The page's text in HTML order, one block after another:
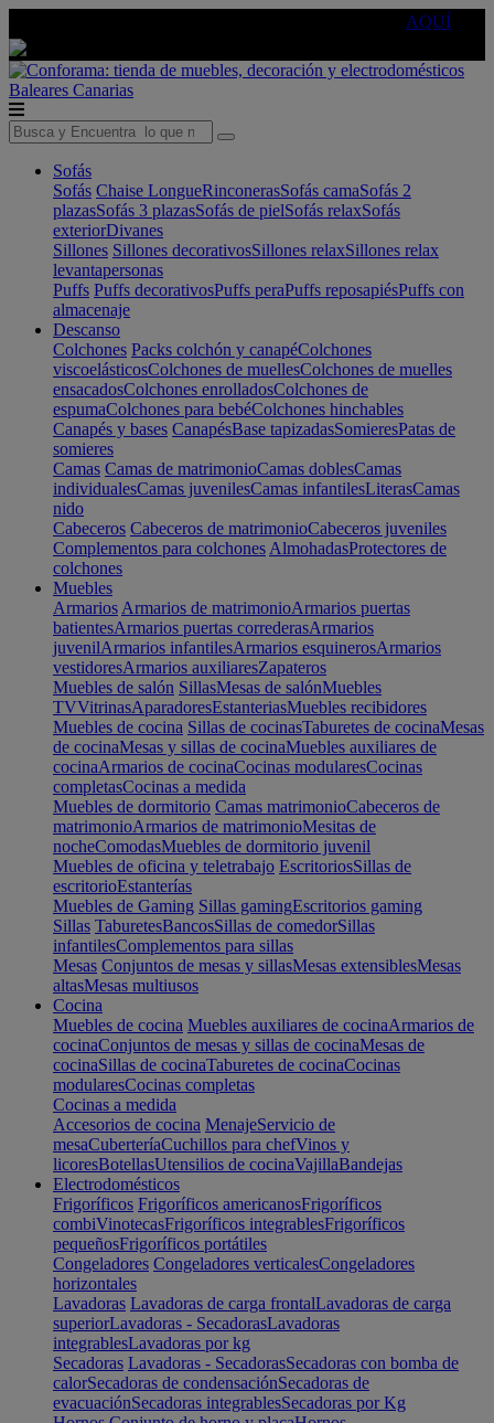
AQUÍ
Baleares Canarias
Sofás
Sofás Chaise LongueRinconerasSofás camaSofás 2
plazasSofás 3 plazasSofás de pielSofás relaxSofás
exteriorDivanes
Sillones Sillones decorativosSillones relaxSillones relax
levantapersonas
Puffs Puffs decorativosPuffs peraPuffs reposapiésPuffs con
almacenaje
Descanso
Colchones Packs colchón y canapéColchones
viscoelásticosColchones de muellesColchones de muelles
ensacadosColchones enrolladosColchones de
espumaColchones para bebéColchones hinchables
Canapés y bases CanapésBase tapizadasSomieresPatas de
somieres
Camas Camas de matrimonioCamas doblesCamas
individualesCamas juvenilesCamas infantilesLiterasCamas
nido
Cabeceros Cabeceros de matrimonioCabeceros juveniles
Complementos para colchones AlmohadasProtectores de
colchones
Muebles
Armarios Armarios de matrimonioArmarios puertas
batientesArmarios puertas correderasArmarios
juvenilArmarios infantilesArmarios esquinerosArmarios
vestidoresArmarios auxiliaresZapateros
Muebles de salón SillasMesas de salónMuebles
TVVitrinasAparadoresEstanteriasMuebles recibidores
Muebles de cocina Sillas de cocinasTaburetes de cocinaMesas
de cocinaMesas y sillas de cocinaMuebles auxiliares de
cocinaArmarios de cocinaCocinas modularesCocinas
completasCocinas a medida
Muebles de dormitorio Camas matrimonioCabeceros de
matrimonioArmarios de matrimonioMesitas de
nocheComodasMuebles de dormitorio juvenil
Muebles de oficina y teletrabajo EscritoriosSillas de
escritorioEstanterías
Muebles de Gaming Sillas gamingEscritorios gaming
Sillas TaburetesBancosSillas de comedorSillas
infantilesComplementos para sillas
Mesas Conjuntos de mesas y sillasMesas extensiblesMesas
altasMesas multiusos
Cocina
Muebles de cocina Muebles auxiliares de cocinaArmarios de
cocinaConjuntos de mesas y sillas de cocinaMesas de
cocinaSillas de cocinaTaburetes de cocinaCocinas
modularesCocinas completas
Cocinas a medida
Accesorios de cocina MenajeServicio de
mesaCuberteríaCuchillos para chefVinos y
licoresBotellasUtensilios de cocinaVajillaBandejas
Electrodomésticos
Frigoríficos Frigoríficos americanosFrigoríficos
combiVinotecasFrigoríficos integrablesFrigoríficos
pequeñosFrigoríficos portátiles
Congeladores Congeladores verticalesCongeladores
horizontales
Lavadoras Lavadoras de carga frontalLavadoras de carga
superiorLavadoras - SecadorasLavadoras
integrablesLavadoras por kg
Secadoras Lavadoras - SecadorasSecadoras con bomba de
calorSecadoras de condensaciónSecadoras de
evacuaciónSecadoras integrablesSecadoras por Kg